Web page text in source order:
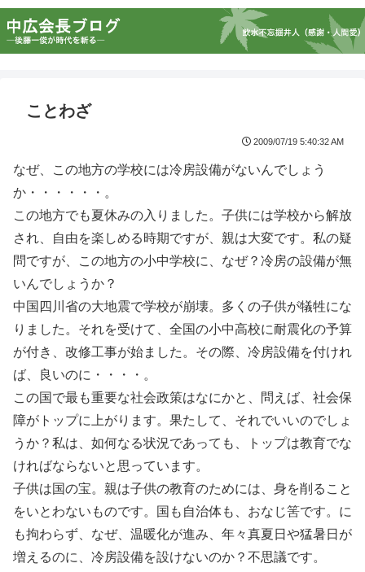
ことわざ
2009/07/19 5:40:32 AM
なぜ、この地方の学校には冷房設備がないんでしょう
か・・・・・・。
この地方でも夏休みの入りました。子供には学校から解放
され、自由を楽しめる時期ですが、親は大変です。私の疑
問ですが、この地方の小中学校に、なぜ？冷房の設備が無
いんでしょうか？
中国四川省の大地震で学校が崩壊。多くの子供が犠牲にな
りました。それを受けて、全国の小中高校に耐震化の予算
が付き、改修工事が始ました。その際、冷房設備を付けれ
ば、良いのに・・・・。
この国で最も重要な社会政策はなにかと、問えば、社会保
障がトップに上がります。果たして、それでいいのでしょ
うか？私は、如何なる状況であっても、トップは教育でな
ければならないと思っています。
子供は国の宝。親は子供の教育のためには、身を削ること
をいとわないものです。国も自治体も、おなじ筈です。に
も拘わらず、なぜ、温暖化が進み、年々真夏日や猛暑日が
増えるのに、冷房設備を設けないのか？不思議です。